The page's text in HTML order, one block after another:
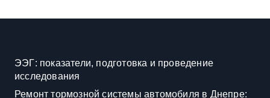
ЭЭГ: показатели, подготовка и проведение
исследования
Ремонт тормозной системы автомобиля в Днепре: